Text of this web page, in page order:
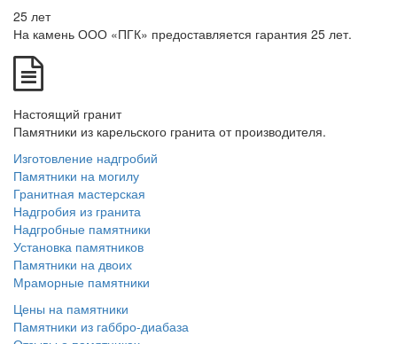
25 лет
На камень ООО «ПГК» предоставляется гарантия 25 лет.
Настоящий гранит
Памятники из карельского гранита от производителя.
Изготовление надгробий
Памятники на могилу
Гранитная мастерская
Надгробия из гранита
Надгробные памятники
Установка памятников
Памятники на двоих
Мраморные памятники
Цены на памятники
Памятники из габбро-диабаза